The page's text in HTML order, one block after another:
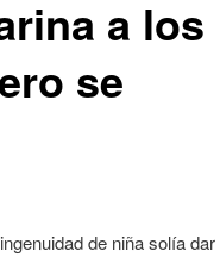
a los
se
de niña solía